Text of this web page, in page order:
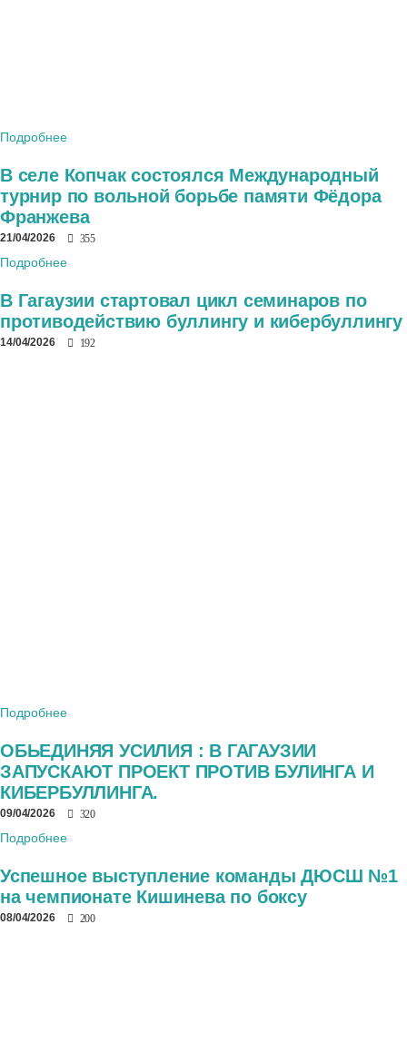
Подробнее
В селе Копчак состоялся Международный
турнир по вольной борьбе памяти Фёдора
Франжева
21/04/2026 355
Подробнее
В Гагаузии стартовал цикл семинаров по
противодействию буллингу и кибербуллингу
14/04/2026 192
Подробнее
ОБЬЕДИНЯЯ УСИЛИЯ : В ГАГАУЗИИ
ЗАПУСКАЮТ ПРОЕКТ ПРОТИВ БУЛИНГА И
КИБЕРБУЛЛИНГА.
09/04/2026 320
Подробнее
Успешное выступление команды ДЮСШ №1
на чемпионате Кишинева по боксу
08/04/2026 200